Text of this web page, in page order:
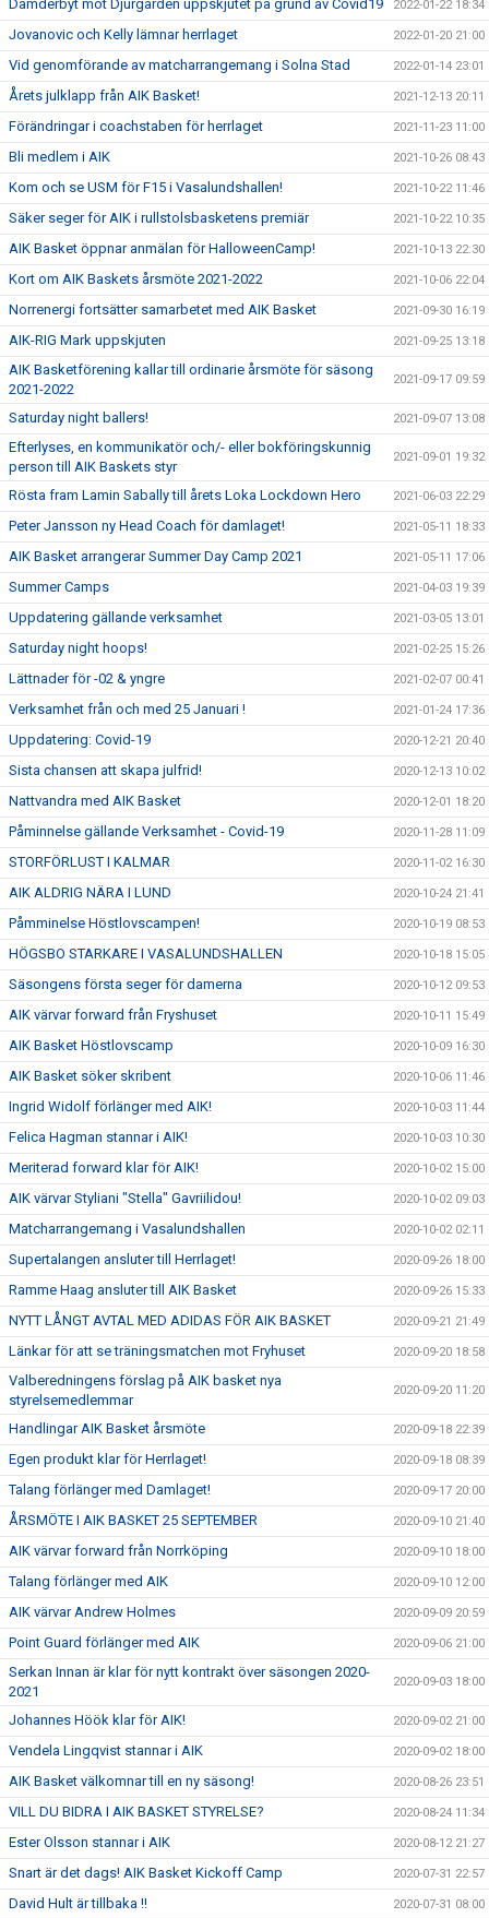
Damderbyt mot Djurgården uppskjutet på grund av Covid19 2022-01-22 18:34
Jovanovic och Kelly lämnar herrlaget 2022-01-20 21:00
Vid genomförande av matcharrangemang i Solna Stad 2022-01-14 23:01
Årets julklapp från AIK Basket! 2021-12-13 20:11
Förändringar i coachstaben för herrlaget 2021-11-23 11:00
Bli medlem i AIK 2021-10-26 08:43
Kom och se USM för F15 i Vasalundshallen! 2021-10-22 11:46
Säker seger för AIK i rullstolsbasketens premiär 2021-10-22 10:35
AIK Basket öppnar anmälan för HalloweenCamp! 2021-10-13 22:30
Kort om AIK Baskets årsmöte 2021-2022 2021-10-06 22:04
Norrenergi fortsätter samarbetet med AIK Basket 2021-09-30 16:19
AIK-RIG Mark uppskjuten 2021-09-25 13:18
AIK Basketförening kallar till ordinarie årsmöte för säsong
2021-2022
2021-09-17 09:59
Saturday night ballers! 2021-09-07 13:08
Efterlyses, en kommunikatör och/- eller bokföringskunnig
person till AIK Baskets styr
2021-09-01 19:32
Rösta fram Lamin Sabally till årets Loka Lockdown Hero 2021-06-03 22:29
Peter Jansson ny Head Coach för damlaget! 2021-05-11 18:33
AIK Basket arrangerar Summer Day Camp 2021 2021-05-11 17:06
Summer Camps 2021-04-03 19:39
Uppdatering gällande verksamhet 2021-03-05 13:01
Saturday night hoops! 2021-02-25 15:26
Lättnader för -02 & yngre 2021-02-07 00:41
Verksamhet från och med 25 Januari ! 2021-01-24 17:36
Uppdatering: Covid-19 2020-12-21 20:40
Sista chansen att skapa julfrid! 2020-12-13 10:02
Nattvandra med AIK Basket 2020-12-01 18:20
Påminnelse gällande Verksamhet - Covid-19 2020-11-28 11:09
STORFÖRLUST I KALMAR 2020-11-02 16:30
AIK ALDRIG NÄRA I LUND 2020-10-24 21:41
Påmminelse Höstlovscampen! 2020-10-19 08:53
HÖGSBO STARKARE I VASALUNDSHALLEN 2020-10-18 15:05
Säsongens första seger för damerna 2020-10-12 09:53
AIK värvar forward från Fryshuset 2020-10-11 15:49
AIK Basket Höstlovscamp 2020-10-09 16:30
AIK Basket söker skribent 2020-10-06 11:46
Ingrid Widolf förlänger med AIK! 2020-10-03 11:44
Felica Hagman stannar i AIK! 2020-10-03 10:30
Meriterad forward klar för AIK! 2020-10-02 15:00
AIK värvar Styliani "Stella" Gavriilidou! 2020-10-02 09:03
Matcharrangemang i Vasalundshallen 2020-10-02 02:11
Supertalangen ansluter till Herrlaget! 2020-09-26 18:00
Ramme Haag ansluter till AIK Basket 2020-09-26 15:33
NYTT LÅNGT AVTAL MED ADIDAS FÖR AIK BASKET 2020-09-21 21:49
Länkar för att se träningsmatchen mot Fryhuset 2020-09-20 18:58
Valberedningens förslag på AIK basket nya
styrelsemedlemmar
2020-09-20 11:20
Handlingar AIK Basket årsmöte 2020-09-18 22:39
Egen produkt klar för Herrlaget! 2020-09-18 08:39
Talang förlänger med Damlaget! 2020-09-17 20:00
ÅRSMÖTE I AIK BASKET 25 SEPTEMBER 2020-09-10 21:40
AIK värvar forward från Norrköping 2020-09-10 18:00
Talang förlänger med AIK 2020-09-10 12:00
AIK värvar Andrew Holmes 2020-09-09 20:59
Point Guard förlänger med AIK 2020-09-06 21:00
Serkan Innan är klar för nytt kontrakt över säsongen 2020-
2021
2020-09-03 18:00
Johannes Höök klar för AIK! 2020-09-02 21:00
Vendela Lingqvist stannar i AIK 2020-09-02 18:00
AIK Basket välkomnar till en ny säsong! 2020-08-26 23:51
VILL DU BIDRA I AIK BASKET STYRELSE? 2020-08-24 11:34
Ester Olsson stannar i AIK 2020-08-12 21:27
Snart är det dags! AIK Basket Kickoff Camp 2020-07-31 22:57
David Hult är tillbaka !! 2020-07-31 08:00